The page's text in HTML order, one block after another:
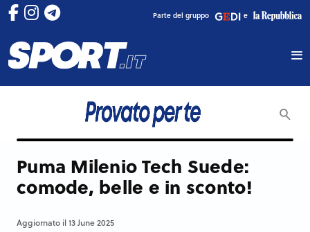
Parte del gruppo e
Puma Milenio Tech Suede:
comode, belle e in sconto!
Aggiornato il 13 June 2025